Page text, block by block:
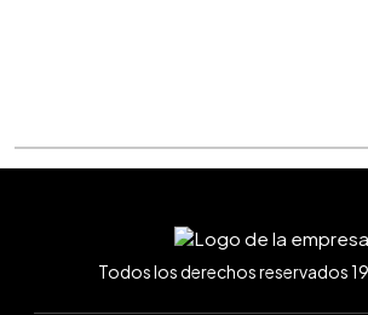
Todos los derechos reservados